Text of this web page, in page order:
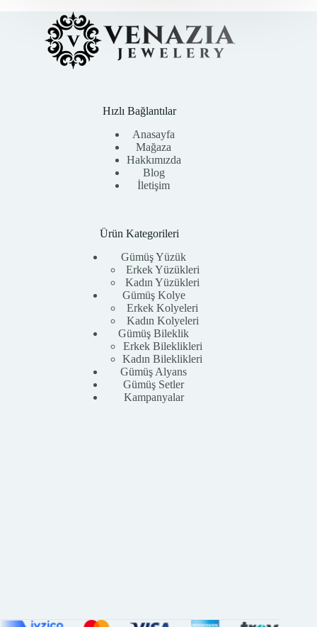
Hızlı Bağlantılar
Anasayfa
Mağaza
Hakkımızda
Blog
İletişim
Ürün Kategorileri
Gümüş Yüzük
Erkek Yüzükleri
Kadın Yüzükleri
Gümüş Kolye
Erkek Kolyeleri
Kadın Kolyeleri
Gümüş Bileklik
Erkek Bileklikleri
Kadın Bileklikleri
Gümüş Alyans
Gümüş Setler
Kampanyalar